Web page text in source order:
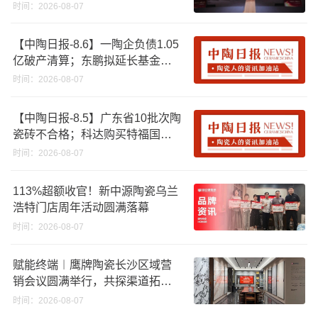
时间：2026-08-07
【中陶日报-8.6】一陶企负债1.05
亿破产清算；东鹏拟延长基金投
资期限；工信部开展建陶行业能
时间：2026-08-07
【中陶日报-8.5】广东省10批次陶
瓷砖不合格；科达购买特福国际
股份申请未通过；蒙娜丽莎5千万
破18亿元
时间：2026-08-07
113%超额收官！新中源陶瓷乌兰
浩特门店周年活动圆满落幕
时间：2026-08-07
赋能终端︱鹰牌陶瓷长沙区域营
销会议圆满举行，共探渠道拓展
与门店升级新路径
时间：2026-08-07